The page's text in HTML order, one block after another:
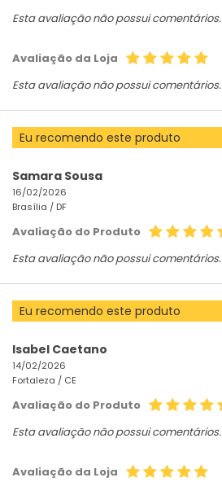
Esta avaliação não possui comentários.
Avaliação da Loja
Esta avaliação não possui comentários.
Eu recomendo este produto
Samara Sousa
16/02/2026
Brasília / DF
Avaliação do Produto
Esta avaliação não possui comentários.
Eu recomendo este produto
Isabel Caetano
14/02/2026
Fortaleza / CE
Avaliação do Produto
Esta avaliação não possui comentários.
Avaliação da Loja